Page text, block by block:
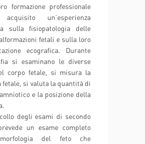
formazione professionale
un’esperienza
sulla fisiopatologia delle
fetali e sulla loro
ecografica. Durante
si esaminano le diverse
corpo fetale, si misura la
fetale, si valuta la quantità di
e la posizione della
degli esami di secondo
un esame completo
del feto che